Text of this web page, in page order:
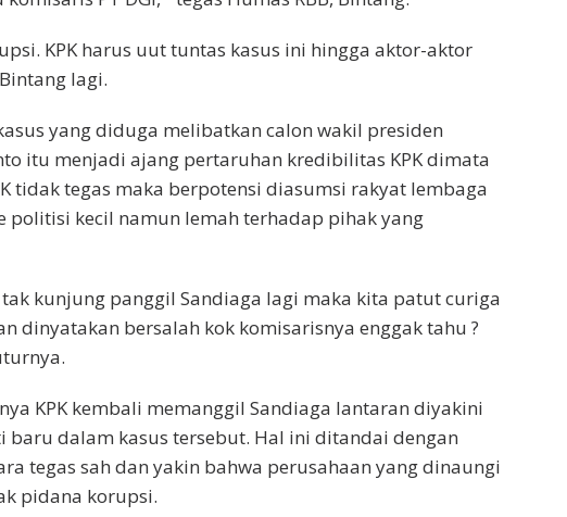
KPK harus uut tuntas kasus ini hingga aktor-aktor
lagi.
yang diduga melibatkan calon wakil presiden
itu menjadi ajang pertaruhan kredibilitas KPK dimata
tidak tegas maka berpotensi diasumsi rakyat lembaga
politisi kecil namun lemah terhadap pihak yang
kunjung panggil Sandiaga lagi maka kita patut curiga
dinyatakan bersalah kok komisarisnya enggak tahu ?
KPK kembali memanggil Sandiaga lantaran diyakini
dalam kasus tersebut. Hal ini ditandai dengan
tegas sah dan yakin bahwa perusahaan yang dinaungi
pidana korupsi.